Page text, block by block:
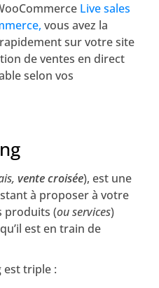
Live sales
vous avez la
sur votre site
de ventes en direct
selon vos
vente croisée), est une
à proposer à votre
produits (ou services)
est en train de
est triple :